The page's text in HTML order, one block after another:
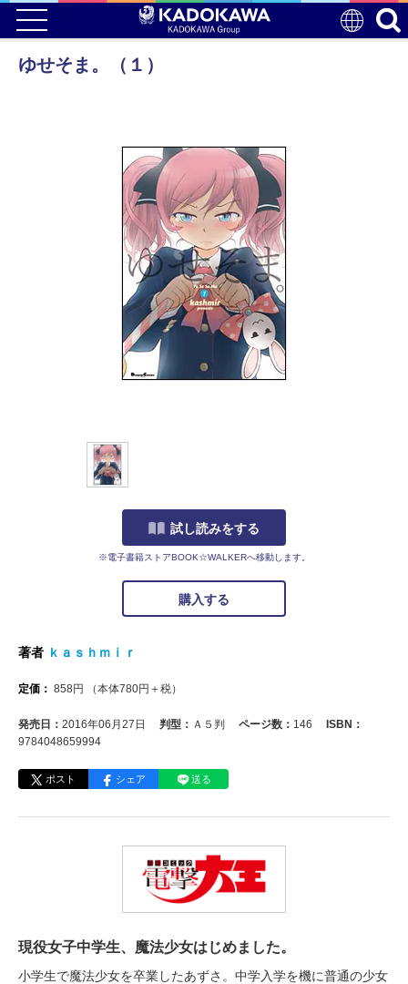
ゆせそま。（１）
試し読みをする
※電子書籍ストアBOOK☆WALKERへ移動します。
購入する
著者 ｋａｓｈｍｉｒ
定価： 858円 （本体780円＋税）
発売日： 2016年06月27日 判型： Ａ５判 ページ数： 146
ISBN：
9784048659994
ポスト シェア 送る
現役女子中学生、魔法少女はじめました。
小学生で魔法少女を卒業したあずさ。中学入学を機に普通の少女